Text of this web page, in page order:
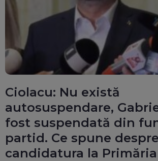
Ciolacu: Nu există
autosuspendare,
fost suspendată din
partid. Ce spune despre
candidatura la